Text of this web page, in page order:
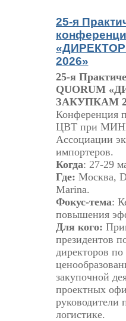
25-я
2026»
25-я
QUORUM
ЗАКУПКАМ
Конференция
ЦВТ при
Ассоциации
импортеров.
Когда: 27-29
Где: Москва,
Marina.
Фокус-тема:
повышения
Для кого:
президентов
директоров по
закупочной
проектных
логистике.